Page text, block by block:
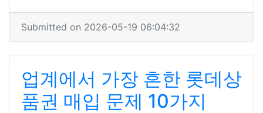
Submitted on 2026-05-19 06:04:32
업계에서 가장 흔한 롯데상
품권 매입 문제 10가지